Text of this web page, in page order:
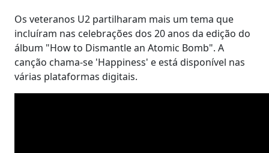
Os veteranos U2 partilharam mais um tema que
incluíram nas celebrações dos 20 anos da edição do
álbum "How to Dismantle an Atomic Bomb". A
canção chama-se 'Happiness' e está disponível nas
várias plataformas digitais.